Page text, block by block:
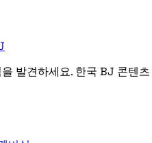
발견하세요. 한국 BJ 콘텐츠